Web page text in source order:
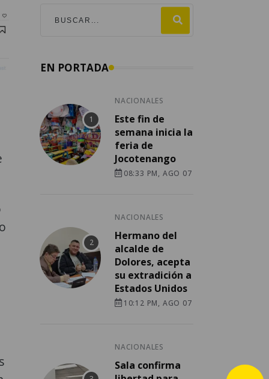
EN PORTADA
NACIONALES
Este fin de
semana inicia la
feria de
Jocotenango
08:33 PM, AGO 07
NACIONALES
Hermano del
alcalde de
Dolores, acepta
su extradición a
Estados Unidos
10:12 PM, AGO 07
NACIONALES
Sala confirma